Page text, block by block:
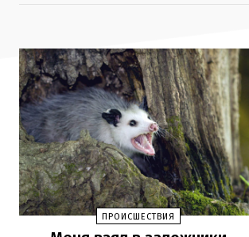
ПРОИСШЕСТВИЯ